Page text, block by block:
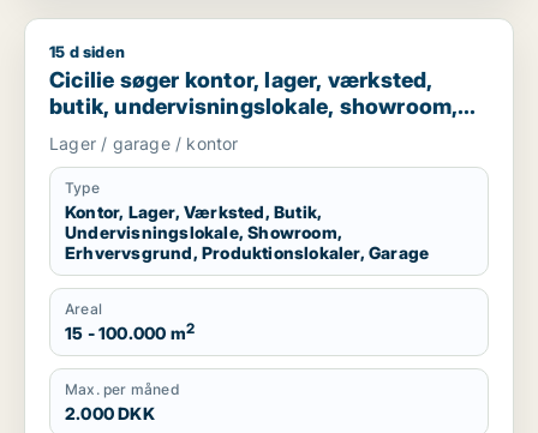
Cicilie søger kontor, lager, værksted, butik,
15 d siden
Cicilie søger kontor, lager, værksted,
butik, undervisningslokale, showroom,
erhvervsgrund, produktionslokaler eller
garage til leje i Region Sjælland eller
Nordsjælland
Lager / garage / kontor
Type
Kontor, Lager, Værksted, Butik,
Undervisningslokale, Showroom,
Erhvervsgrund, Produktionslokaler, Garage
Areal
15 - 100.000 m2
Max. per måned
2.000 DKK